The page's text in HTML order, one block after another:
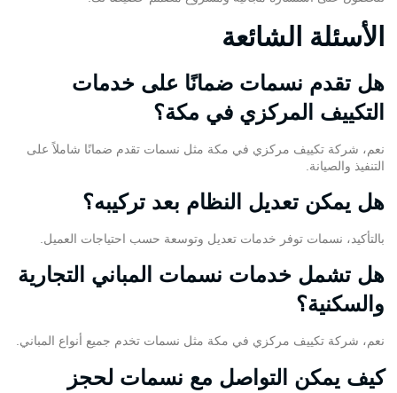
الأسئلة الشائعة
هل تقدم نسمات ضمانًا على خدمات
التكييف المركزي في مكة؟
نعم، شركة تكييف مركزي في مكة مثل نسمات تقدم ضمانًا شاملاً على
التنفيذ والصيانة.
هل يمكن تعديل النظام بعد تركيبه؟
بالتأكيد، نسمات توفر خدمات تعديل وتوسعة حسب احتياجات العميل.
هل تشمل خدمات نسمات المباني التجارية
والسكنية؟
نعم، شركة تكييف مركزي في مكة مثل نسمات تخدم جميع أنواع المباني.
كيف يمكن التواصل مع نسمات لحجز